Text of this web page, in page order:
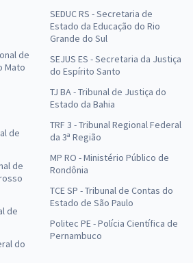
de
Mato
de
de
de
do
SEDUC RS - Secretaria de
Estado da Educação do Rio
Grande do Sul
SEJUS ES - Secretaria da Justiça
do Espírito Santo
TJ BA - Tribunal de Justiça do
Estado da Bahia
TRF 3 - Tribunal Regional Federal
da 3ª Região
MP RO - Ministério Público de
Rondônia
TCE SP - Tribunal de Contas do
Estado de São Paulo
Politec PE - Polícia Científica de
Pernambuco